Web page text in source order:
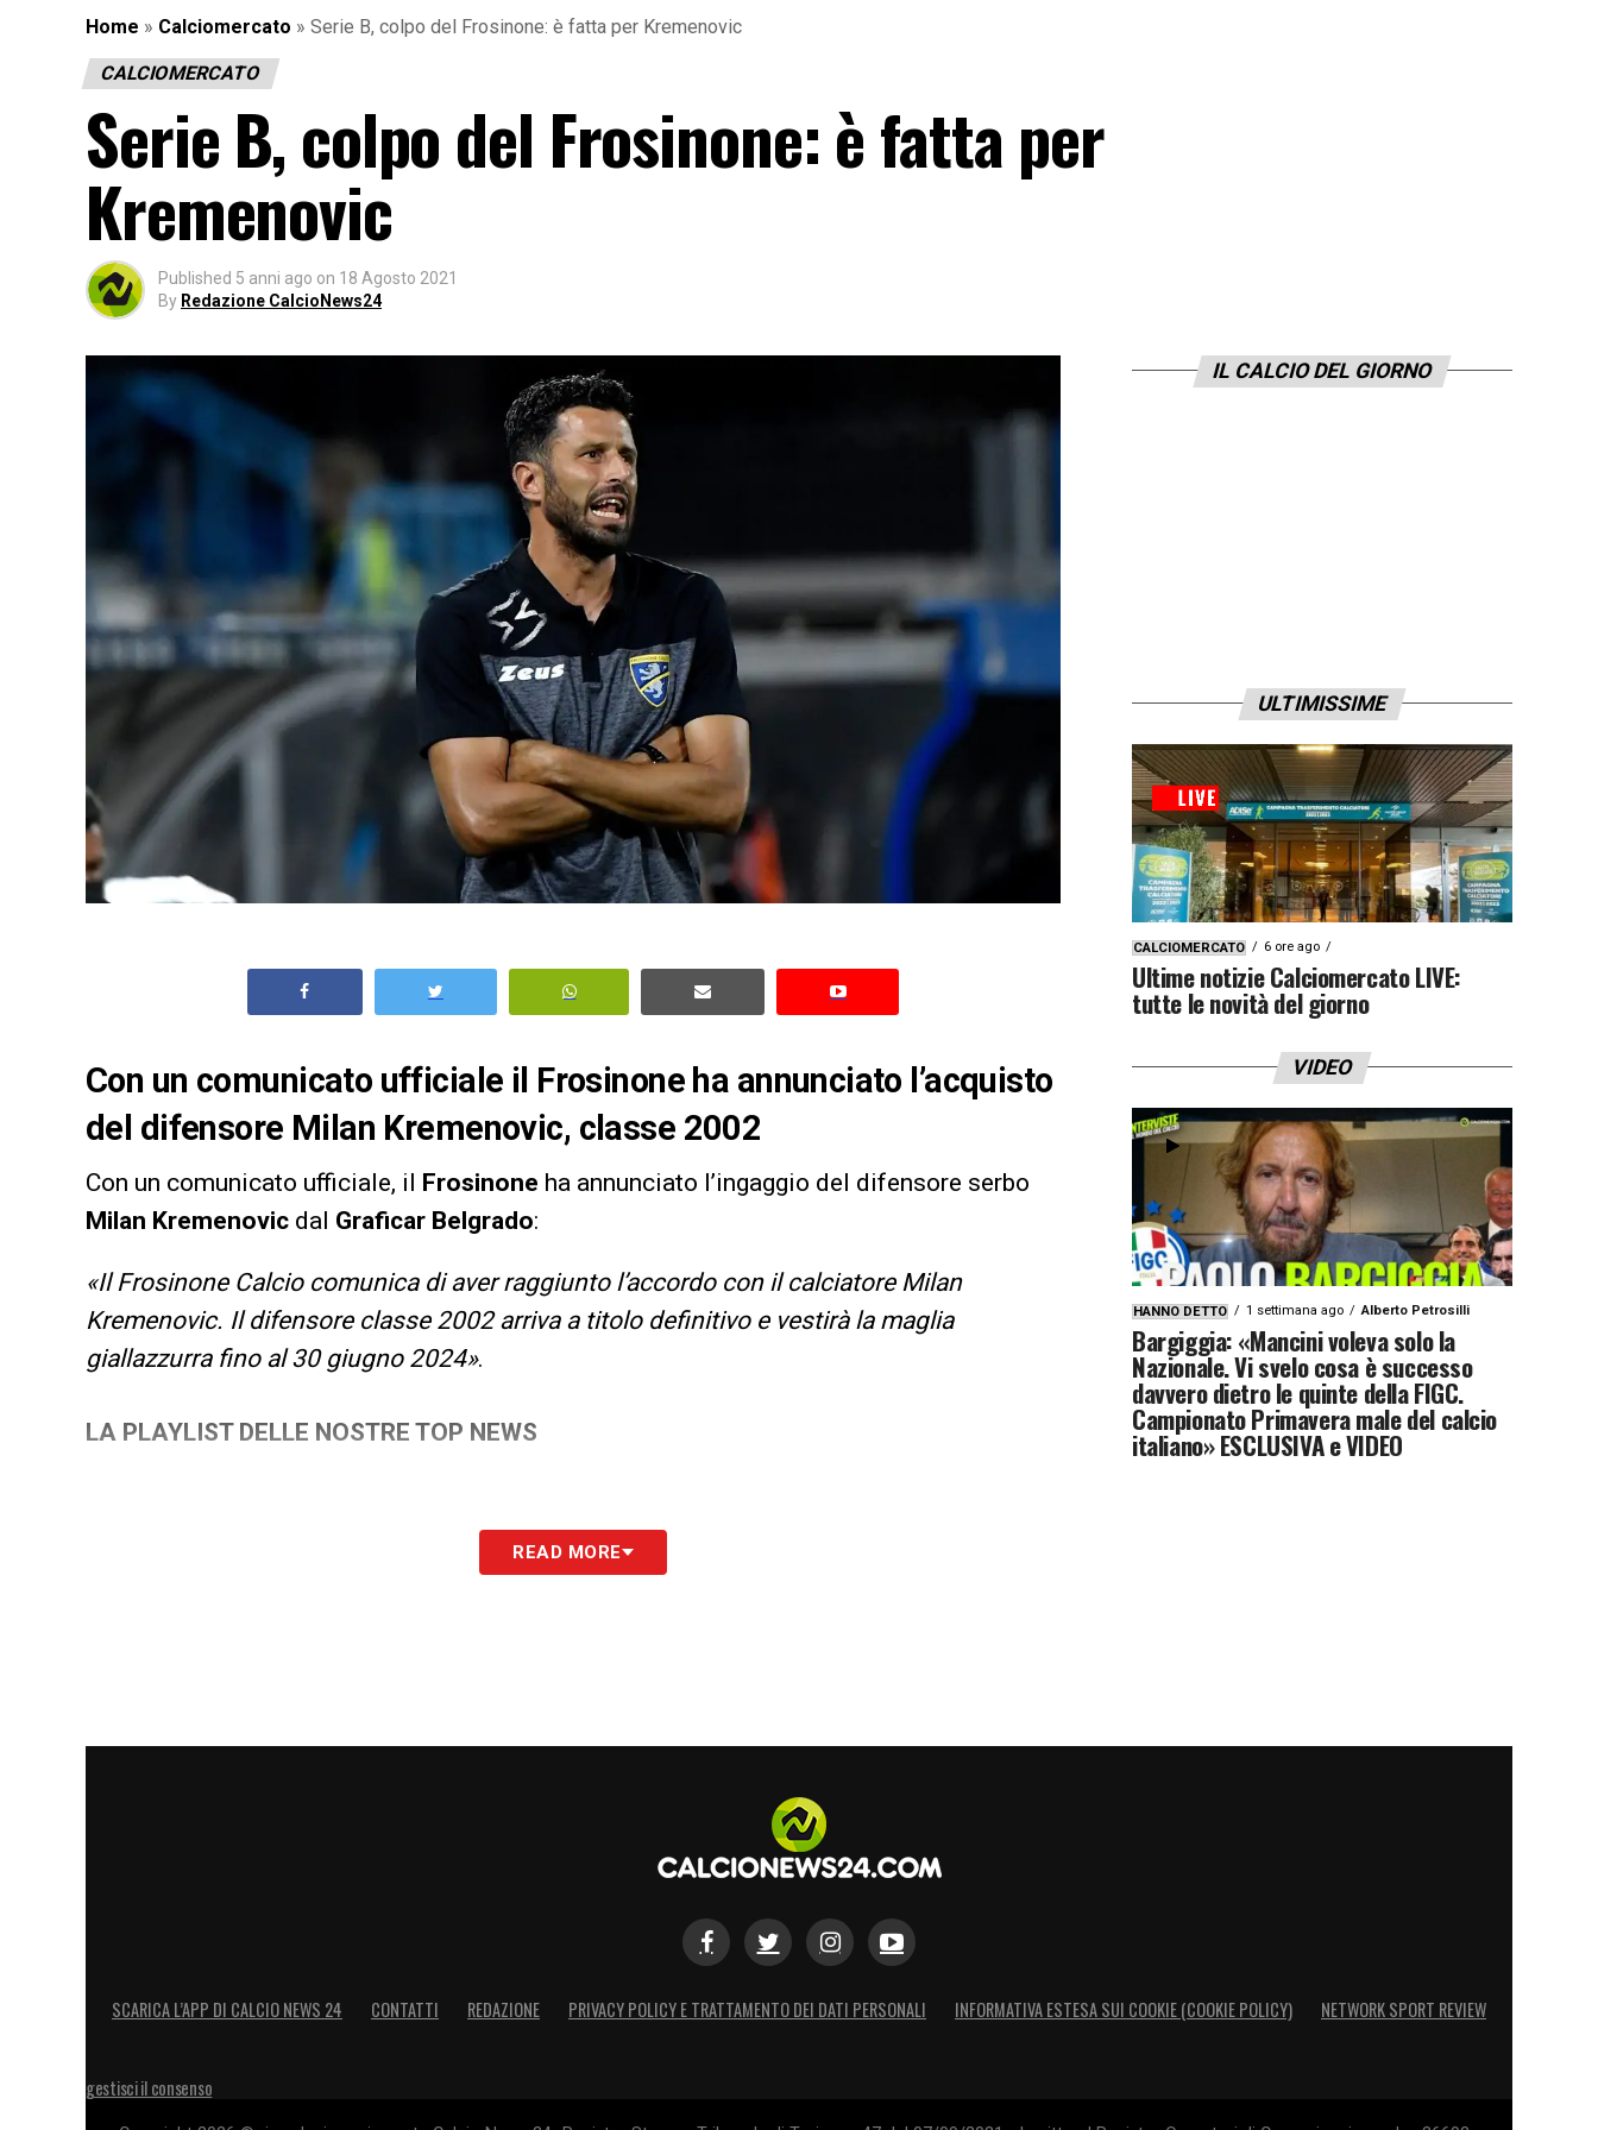
Home » Calciomercato » Serie B, colpo del Frosinone: è fatta per Kremenovic
CALCIOMERCATO
Serie B, colpo del Frosinone: è fatta per
Kremenovic
Published 5 anni ago on 18 Agosto 2021
By Redazione CalcioNews24
Con un comunicato ufficiale il Frosinone ha annunciato l’acquisto
del difensore Milan Kremenovic, classe 2002
Con un comunicato ufficiale, il Frosinone ha annunciato l’ingaggio del difensore serbo
Milan Kremenovic dal Graficar Belgrado:
«Il Frosinone Calcio comunica di aver raggiunto l’accordo con il calciatore Milan
Kremenovic. Il difensore classe 2002 arriva a titolo definitivo e vestirà la maglia
giallazzurra fino al 30 giugno 2024».
LA PLAYLIST DELLE NOSTRE TOP NEWS
READ MORE
IL CALCIO DEL GIORNO
ULTIMISSIME
CALCIOMERCATO 6 ore ago
Ultime notizie Calciomercato LIVE:
tutte le novità del giorno
VIDEO
HANNO DETTO 1 settimana ago Alberto Petrosilli
Bargiggia: «Mancini voleva solo la
Nazionale. Vi svelo cosa è successo
davvero dietro le quinte della FIGC.
Campionato Primavera male del calcio
italiano» ESCLUSIVA e VIDEO
SCARICA L’APP DI CALCIO NEWS 24 CONTATTI REDAZIONE PRIVACY POLICY E TRATTAMENTO DEI DATI PERSONALI INFORMATIVA ESTESA SUI COOKIE (COOKIE POLICY) NETWORK SPORT REVIEW
gestisci il consenso